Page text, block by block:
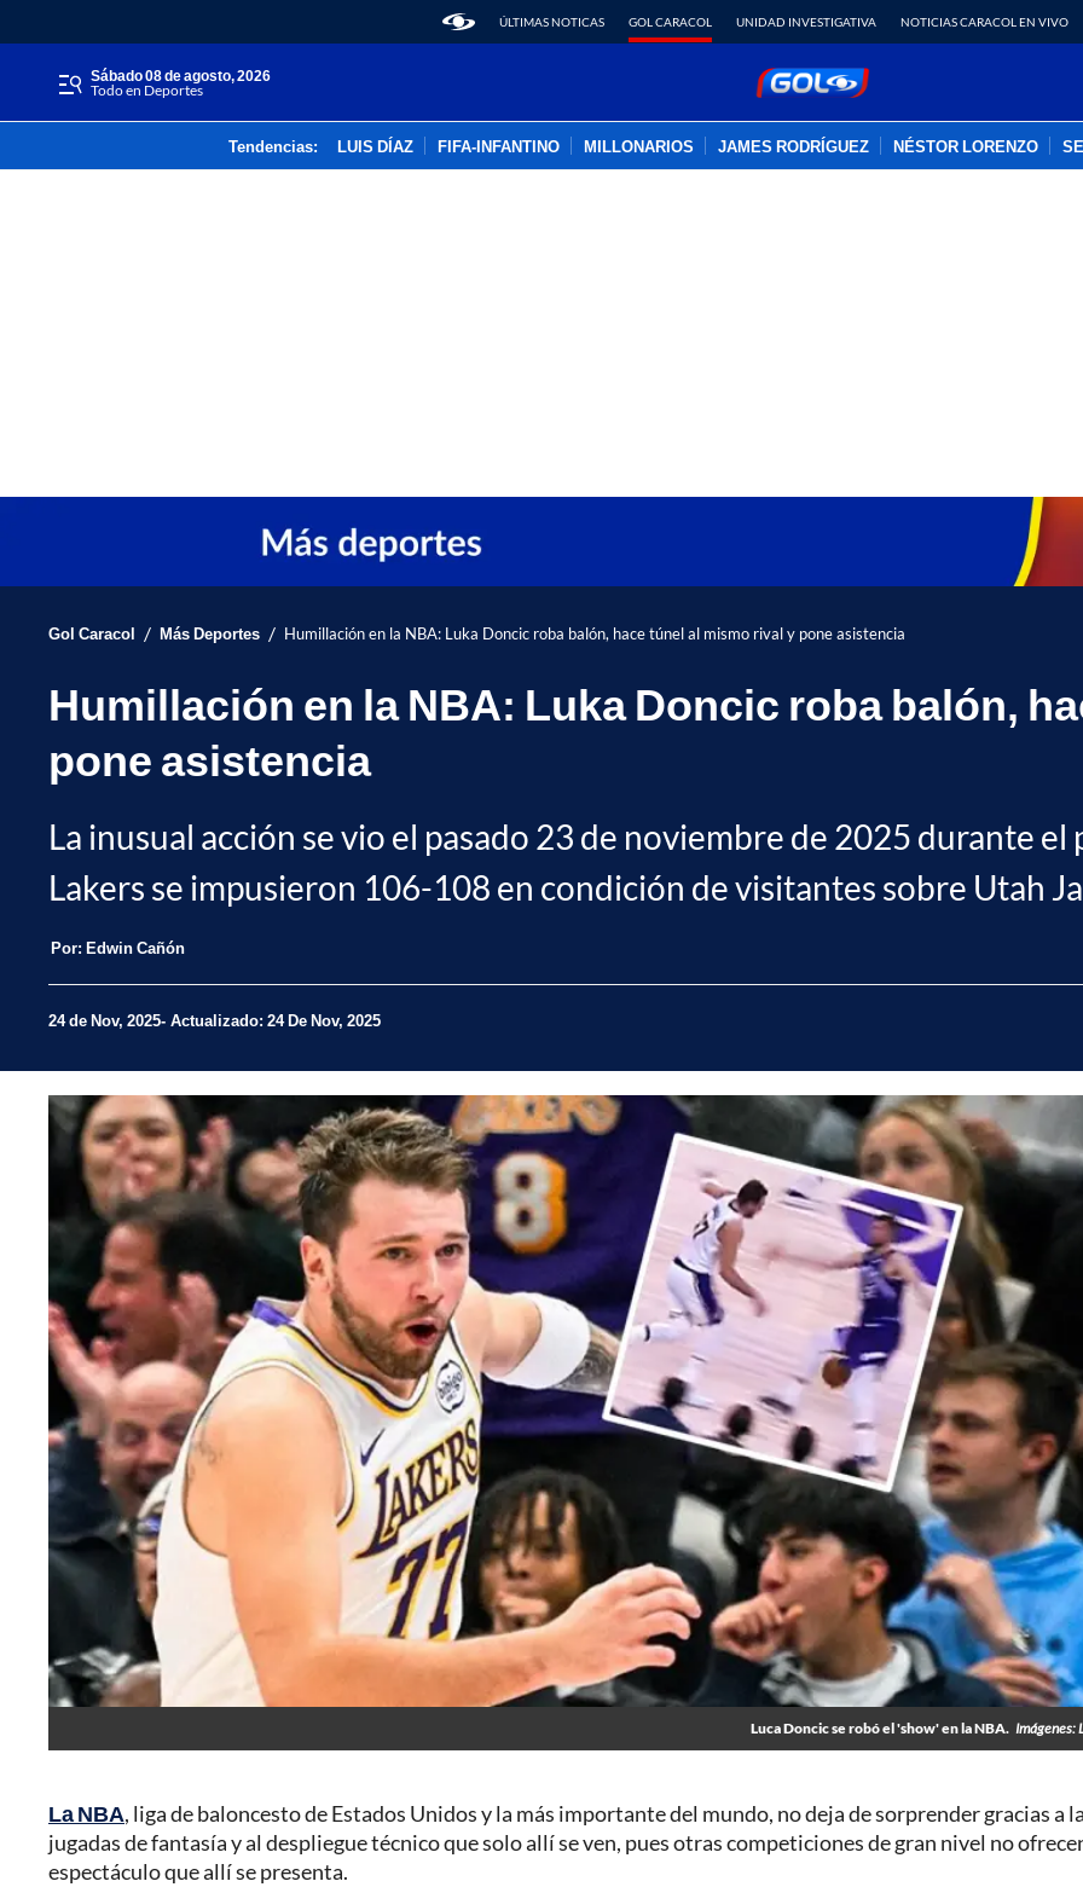
ÚLTIMAS NOTICAS GOL CARACOL UNIDAD INVESTIGATIVA NOTICIAS CARACOL EN VIVO
sábado 08 de agosto, 2026
Todo en Deportes
Tendencias: LUIS DÍAZ FIFA-INFANTINO MILLONARIOS JAMES RODRÍGUEZ NÉSTOR LORENZO
Gol Caracol / Más Deportes / Humillación en la NBA: Luka Doncic roba balón, hace túnel al mismo rival y pone asistencia
Humillación en la NBA: Luka Doncic roba balón,
pone asistencia
La inusual acción se vio el pasado 23 de noviembre de 2025 durante
Lakers se impusieron 106-108 en condición de visitantes sobre Utah
Por: Edwin Cañón
24 de Nov, 2025 Actualizado: 24 De Nov, 2025
Luca Doncic se robó el 'show' en la NBA. Imágenes:
La NBA, liga de baloncesto de Estados Unidos y la más importante del mundo, no deja de sorprender gracias a
jugadas de fantasía y al despliegue técnico que solo allí se ven, pues otras competiciones de gran nivel no
espectáculo que allí se presenta.